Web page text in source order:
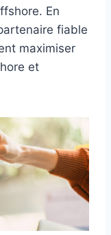
En
fiable
maximiser
et